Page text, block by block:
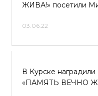
ЖИВА!» посетили
03.06.22
В Курске
«ПАМЯТЬ ВЕЧНО